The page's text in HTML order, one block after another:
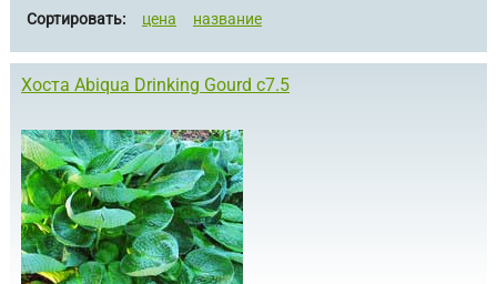
Сортировать: цена название
Хоста Abiqua Drinking Gourd с7.5